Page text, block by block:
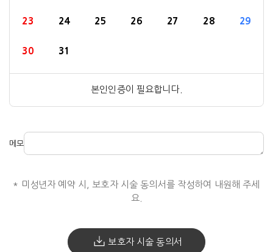
23 24 25 26 27 28 29
30 31
본인인증이 필요합니다.
메모
* 미성년자 예약 시, 보호자 시술 동의서를 작성하여 내원해 주세
요.
보호자 시술 동의서